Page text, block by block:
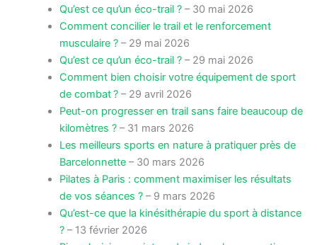
Qu’est ce qu’un éco-trail ?– 30 mai 2026
Comment concilier le trail et le renforcement
musculaire ?– 29 mai 2026
Qu’est ce qu’un éco-trail ?– 29 mai 2026
Comment bien choisir votre équipement de sport
de combat ?– 29 avril 2026
Peut-on progresser en trail sans faire beaucoup de
kilomètres ?– 31 mars 2026
Les meilleurs sports en nature à pratiquer près de
Barcelonnette– 30 mars 2026
Pilates à Paris : comment maximiser les résultats
de vos séances ?– 9 mars 2026
Qu’est-ce que la kinésithérapie du sport à distance
?– 13 février 2026